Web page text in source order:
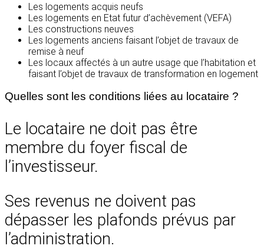
Les logements acquis neufs
Les logements en Etat futur d’achèvement (VEFA)
Les constructions neuves
Les logements anciens faisant l’objet de travaux de
remise à neuf
Les locaux affectés à un autre usage que l’habitation et
faisant l’objet de travaux de transformation en logement
Quelles sont les conditions liées au locataire ?
Le locataire ne doit pas être
membre du foyer fiscal de
l’investisseur.
Ses revenus ne doivent pas
dépasser les plafonds prévus par
l’administration.